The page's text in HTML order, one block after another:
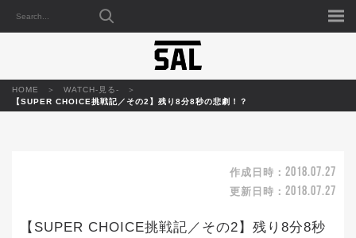
HOME
WATCH-見る-
【SUPER CHOICE挑戦記／その2】残り8分8秒の悲劇！？
作成日時： 2018.07.27
更新日時： 2018.07.27
【SUPER CHOICE挑戦記／その2】残り8分8秒